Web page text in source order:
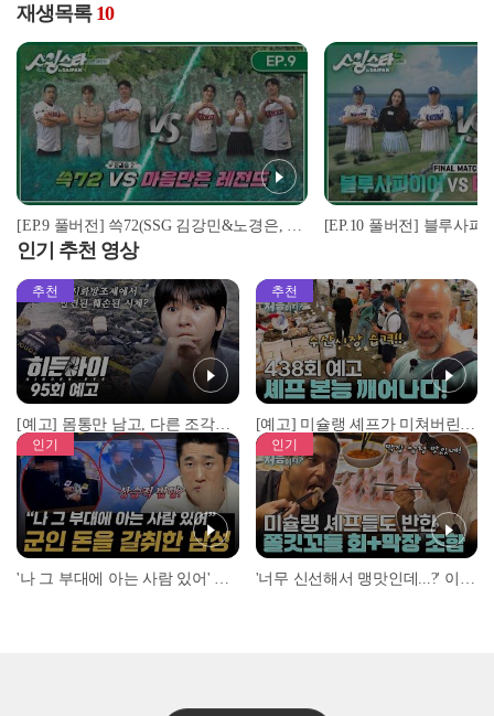
재생목록 10
[EP.9 풀버전] 쓱72(SSG 김강민&노경은, 세븐) vs 마음만은 레전드(kt 배정대&소형준, 프로골퍼 조은채) I 스윙스타 in Saipan
인기 추천 영상
추천
[예고] 몸통만 남고, 다른 조각은 어디에..? 시화호에서 드러난 충격적인 토막 살인사건!
추천
[예고] 미슐랭 셰프가 미쳐버린 이유! 본능이 깨어난 사건은?
인기 인기